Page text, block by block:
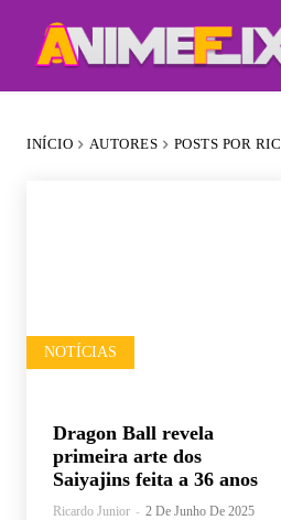
INÍCIO AUTORES POSTS POR
NOTÍCIAS
Dragon Ball revela
primeira arte dos
Saiyajins feita a 36 anos
Ricardo Junior - 2 De Junho De 2025